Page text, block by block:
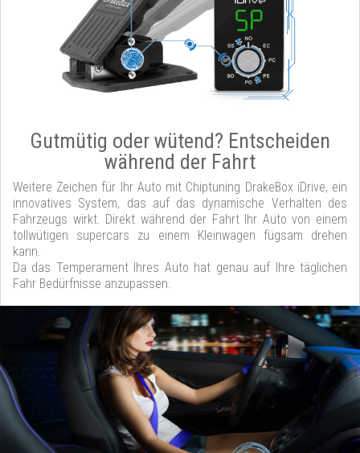
Gutmütig oder wütend? Entscheiden
während der Fahrt
Weitere Zeichen für Ihr Auto mit Chiptuning DrakeBox iDrive, ein
innovatives System, das auf das dynamische Verhalten des
Fahrzeugs wirkt. Direkt während der Fahrt Ihr Auto von einem
tollwütigen supercars zu einem Kleinwagen fügsam drehen
kann.
Da das Temperament Ihres Auto hat genau auf Ihre täglichen
Fahr Bedürfnisse anzupassen.